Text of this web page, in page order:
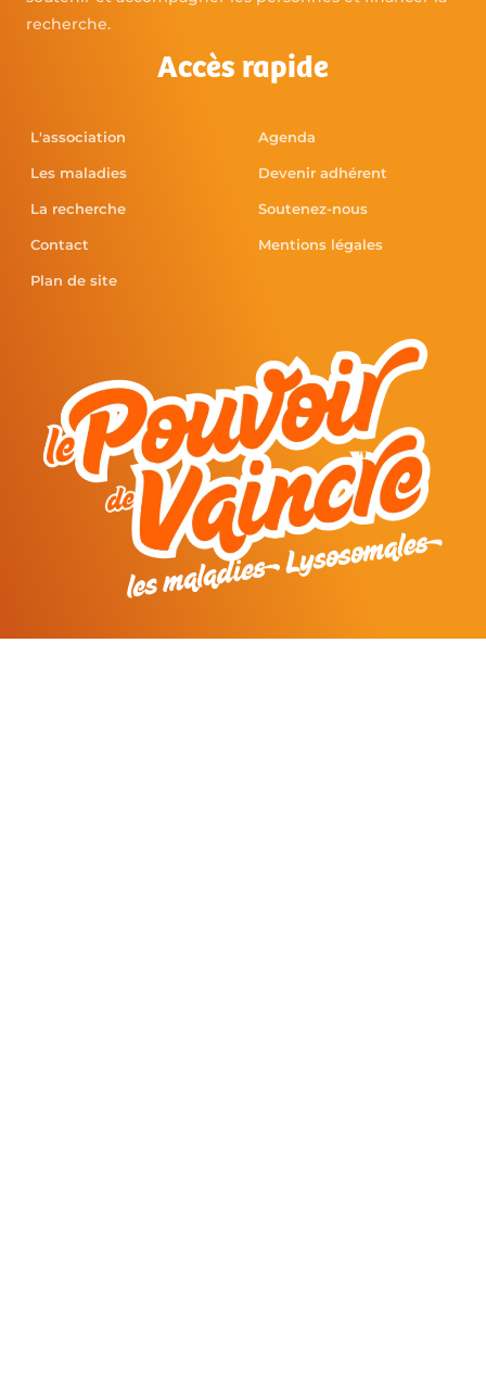
recherche.
Accès rapide
L'association
Les maladies
La recherche
Contact
Plan de site
Agenda
Devenir adhérent
Soutenez-nous
Mentions légales